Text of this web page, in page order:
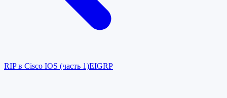
RIP в Cisco IOS (часть 1)EIGRP